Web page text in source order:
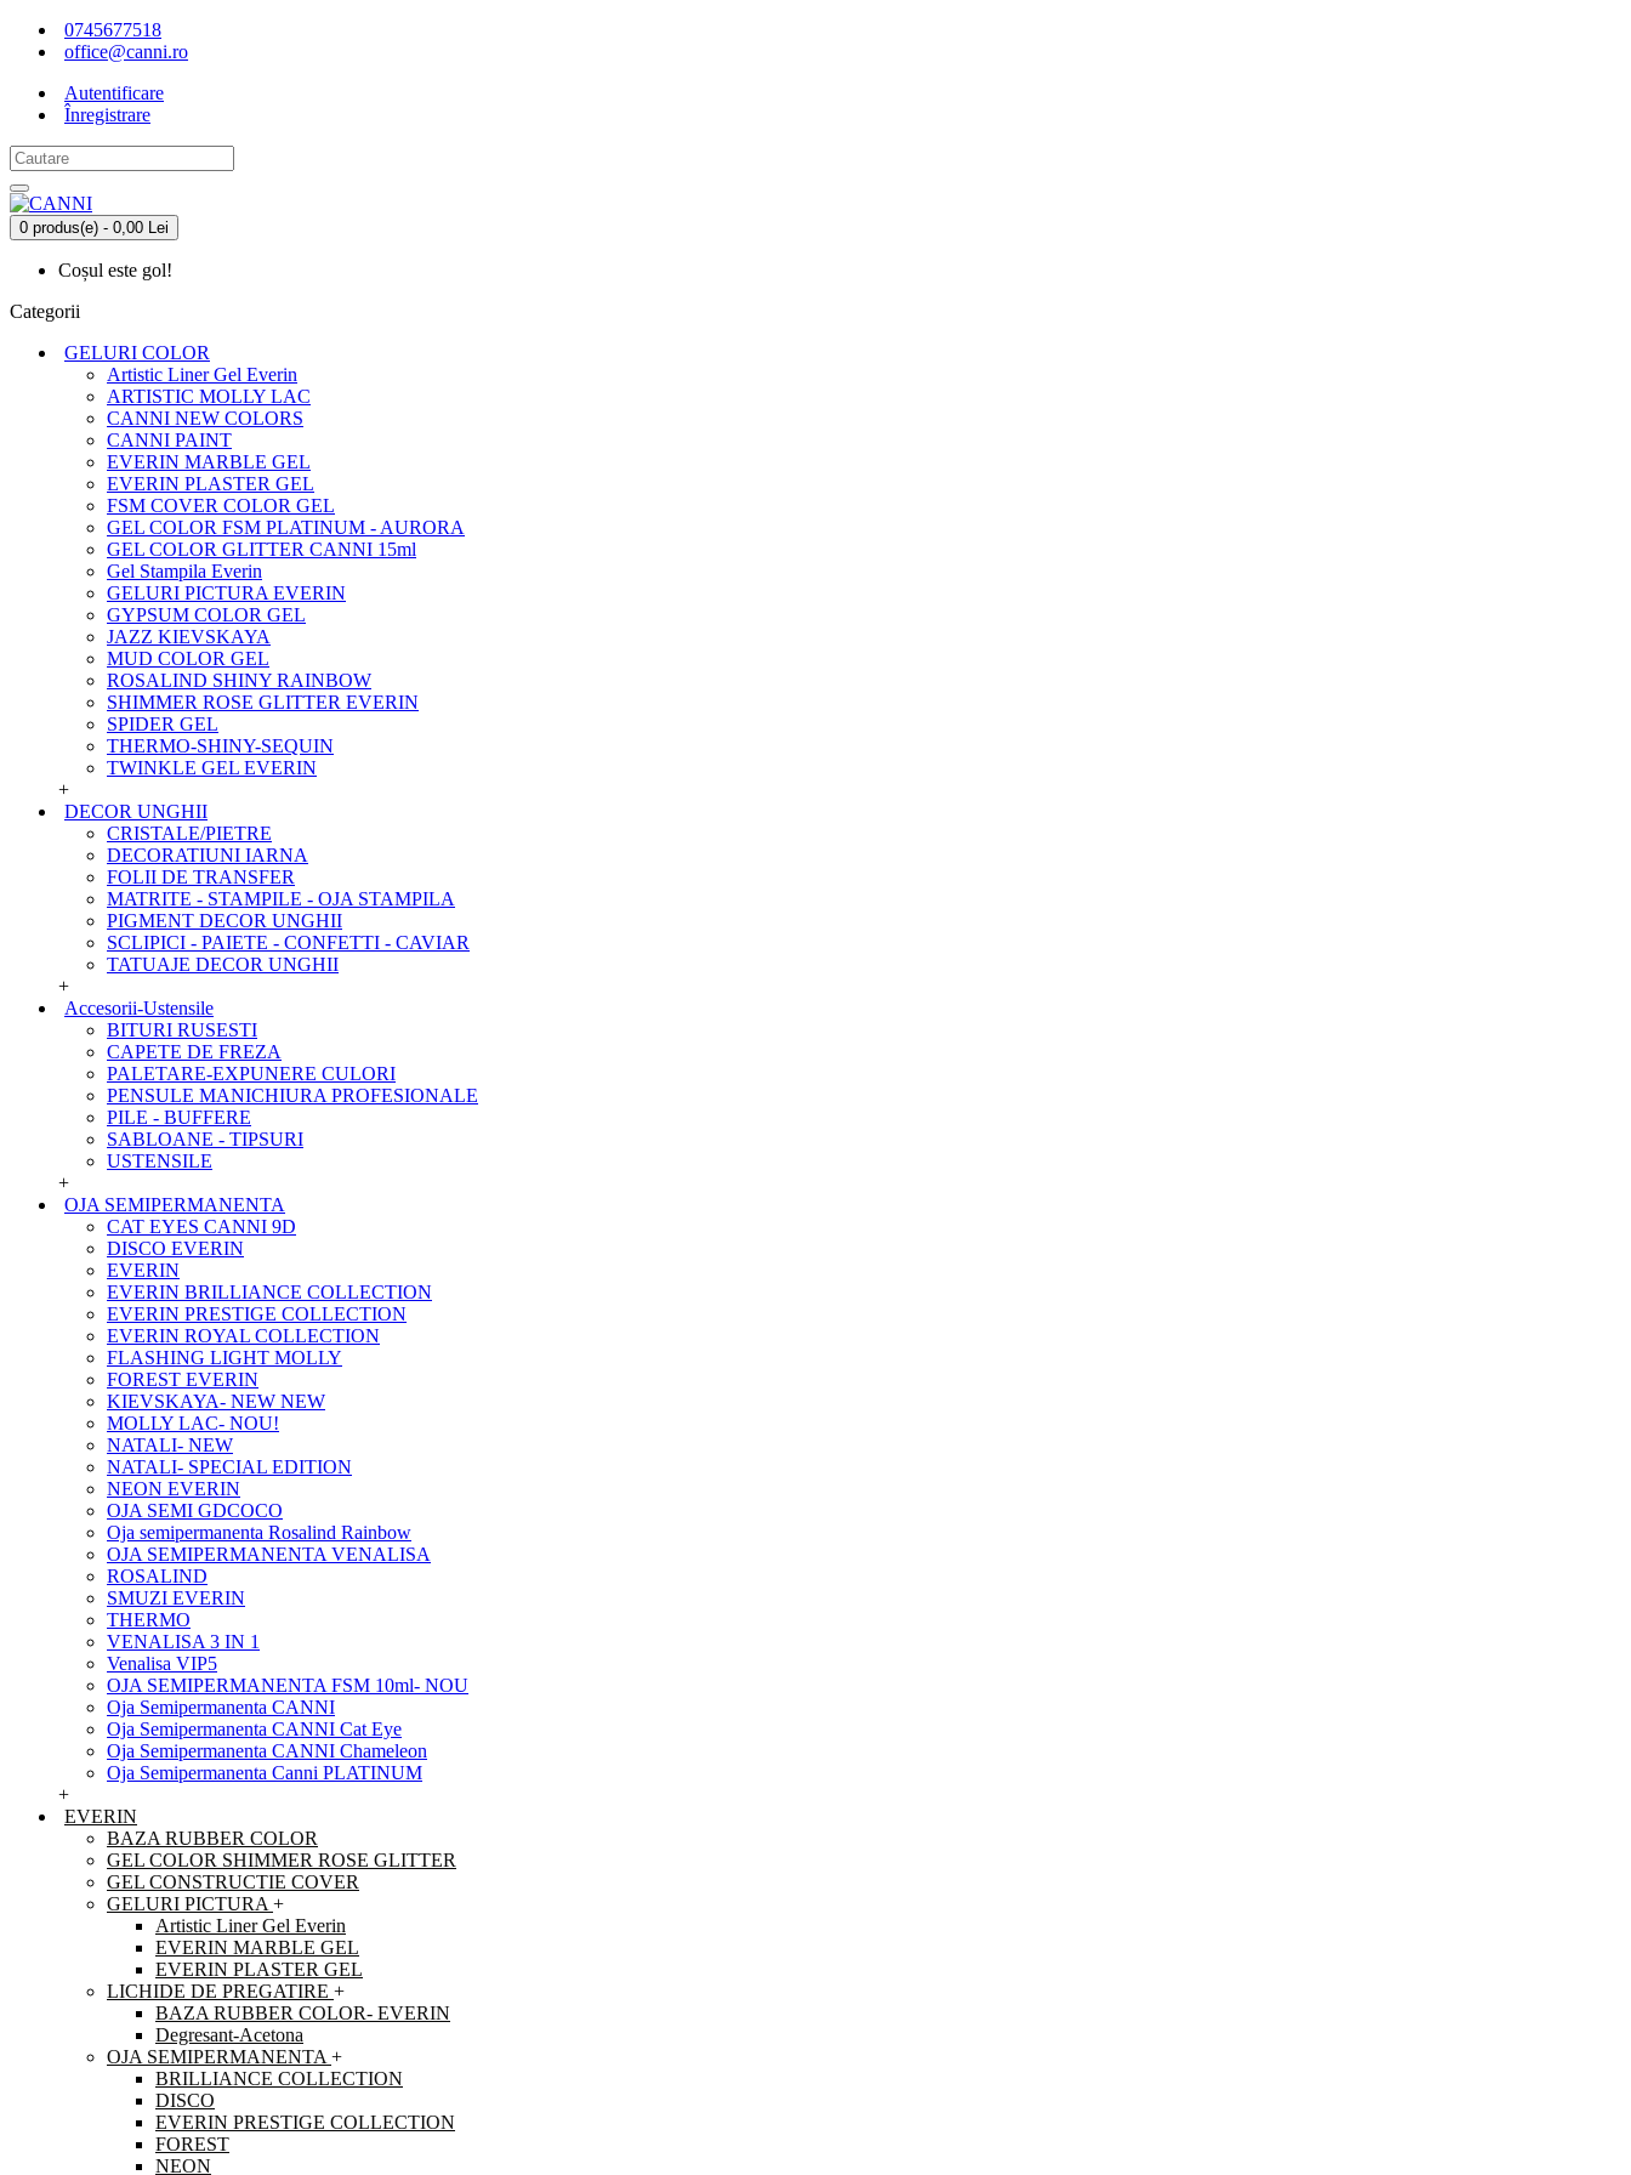
0745677518
office@canni.ro
Autentificare
Înregistrare
0 produs(e) - 0,00 Lei
Coșul este gol!
Categorii
GELURI COLOR
Artistic Liner Gel Everin
ARTISTIC MOLLY LAC
CANNI NEW COLORS
CANNI PAINT
EVERIN MARBLE GEL
EVERIN PLASTER GEL
FSM COVER COLOR GEL
GEL COLOR FSM PLATINUM - AURORA
GEL COLOR GLITTER CANNI 15ml
Gel Stampila Everin
GELURI PICTURA EVERIN
GYPSUM COLOR GEL
JAZZ KIEVSKAYA
MUD COLOR GEL
ROSALIND SHINY RAINBOW
SHIMMER ROSE GLITTER EVERIN
SPIDER GEL
THERMO-SHINY-SEQUIN
TWINKLE GEL EVERIN
+
DECOR UNGHII
CRISTALE/PIETRE
DECORATIUNI IARNA
FOLII DE TRANSFER
MATRITE - STAMPILE - OJA STAMPILA
PIGMENT DECOR UNGHII
SCLIPICI - PAIETE - CONFETTI - CAVIAR
TATUAJE DECOR UNGHII
+
Accesorii-Ustensile
BITURI RUSESTI
CAPETE DE FREZA
PALETARE-EXPUNERE CULORI
PENSULE MANICHIURA PROFESIONALE
PILE - BUFFERE
SABLOANE - TIPSURI
USTENSILE
+
OJA SEMIPERMANENTA
CAT EYES CANNI 9D
DISCO EVERIN
EVERIN
EVERIN BRILLIANCE COLLECTION
EVERIN PRESTIGE COLLECTION
EVERIN ROYAL COLLECTION
FLASHING LIGHT MOLLY
FOREST EVERIN
KIEVSKAYA- NEW NEW
MOLLY LAC- NOU!
NATALI- NEW
NATALI- SPECIAL EDITION
NEON EVERIN
OJA SEMI GDCOCO
Oja semipermanenta Rosalind Rainbow
OJA SEMIPERMANENTA VENALISA
ROSALIND
SMUZI EVERIN
THERMO
VENALISA 3 IN 1
Venalisa VIP5
OJA SEMIPERMANENTA FSM 10ml- NOU
Oja Semipermanenta CANNI
Oja Semipermanenta CANNI Cat Eye
Oja Semipermanenta CANNI Chameleon
Oja Semipermanenta Canni PLATINUM
+
EVERIN
BAZA RUBBER COLOR
GEL COLOR SHIMMER ROSE GLITTER
GEL CONSTRUCTIE COVER
GELURI PICTURA +
Artistic Liner Gel Everin
EVERIN MARBLE GEL
EVERIN PLASTER GEL
LICHIDE DE PREGATIRE +
BAZA RUBBER COLOR- EVERIN
Degresant-Acetona
OJA SEMIPERMANENTA +
BRILLIANCE COLLECTION
DISCO
EVERIN PRESTIGE COLLECTION
FOREST
NEON